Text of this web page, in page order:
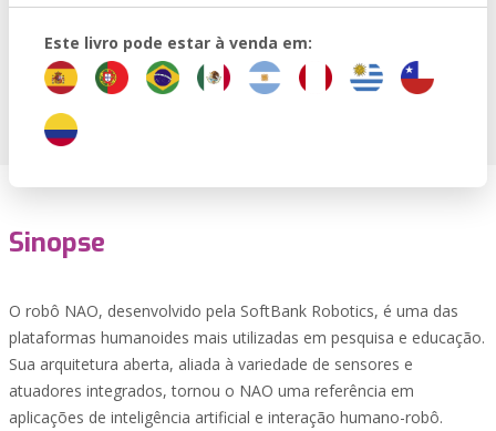
Este livro pode estar à venda em:
Sinopse
O robô NAO, desenvolvido pela SoftBank Robotics, é uma das
plataformas humanoides mais utilizadas em pesquisa e educação.
Sua arquitetura aberta, aliada à variedade de sensores e
atuadores integrados, tornou o NAO uma referência em
aplicações de inteligência artificial e interação humano-robô.